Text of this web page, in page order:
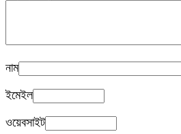
নাম
ইমেইল
ওয়েবসাইট